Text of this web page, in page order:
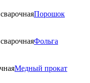
Порошок
Фольга
Медный прокат